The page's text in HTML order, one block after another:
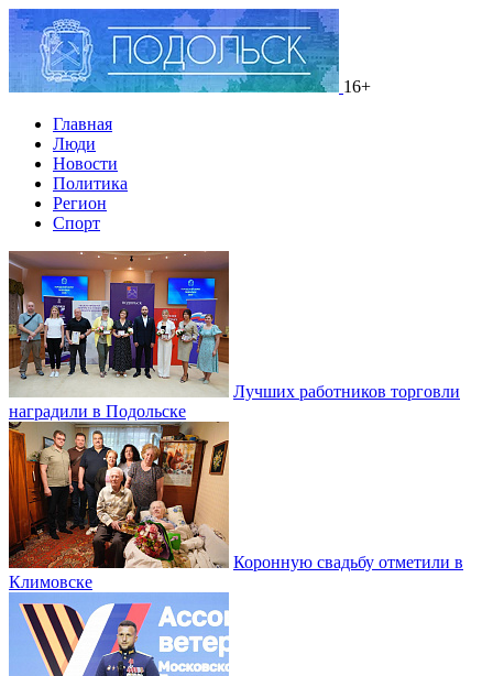
16+
Главная
Люди
Новости
Политика
Регион
Спорт
Лучших работников торговли
наградили в Подольске
Коронную свадьбу отметили в
Климовске